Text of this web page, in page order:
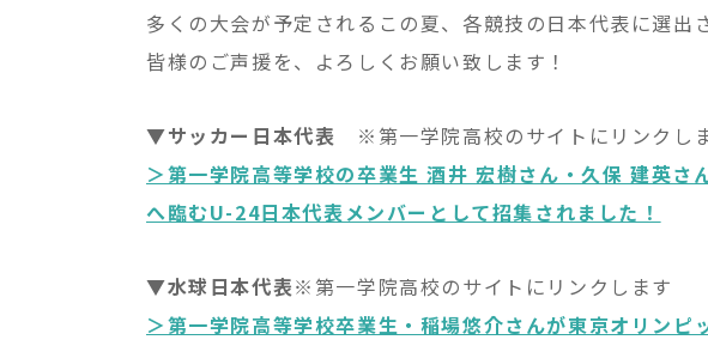
多くの大会が予定されるこの夏、各競技の日本代表に選出
皆様のご声援を、よろしくお願い致します！
▼サッカー日本代表
※第一学院高校のサイトにリンクし
＞第一学院高等学校の卒業生 酒井 宏樹さん・久保 建英さ
へ臨むU-24日本代表メンバーとして招集されました！
▼水球日本代表※第一学院高校のサイトにリンクします
＞第一学院高等学校卒業生・稲場悠介さんが東京オリンピ